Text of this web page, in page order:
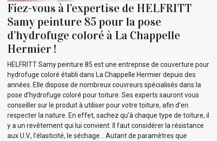
Fiez-vous à l’expertise de HELFRITT
Samy peinture 85 pour la pose
d’hydrofuge coloré à La Chappelle
Hermier !
HELFRITT Samy peinture 85 est une entreprise de couverture pour
hydrofuge coloré établi dans La Chappelle Hermier depuis des
années. Elle dispose de nombreux couvreurs spécialisés dans la
pose d’hydrofuge coloré pour toiture. Ses experts sauront vous
conseiller sur le produit à utiliser pour votre toiture, afin d’en
respecter la nature. En effet, sachez qu’à chaque type de toiture, il
y a un revêtement qui lui convient. Il faut considérer la résistance
aux U.V., l’élasticité, le séchage… Autant de paramètres que